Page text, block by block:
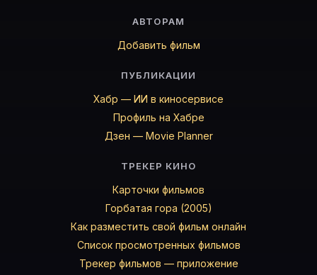
АВТОРАМ
Добавить фильм
ПУБЛИКАЦИИ
Хабр — ИИ в киносервисе
Профиль на Хабре
Дзен — Movie Planner
ТРЕКЕР КИНО
Карточки фильмов
Горбатая гора (2005)
Как разместить свой фильм онлайн
Список просмотренных фильмов
Трекер фильмов — приложение